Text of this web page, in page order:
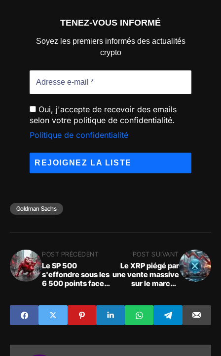
TENEZ-VOUS INFORMÉ
Soyez les premiers informés des actualités
crypto
Oui, j'accepte de recevoir des emails
selon votre politique de confidentialité.
Politique de confidentialité
Goldman Sachs
POST PRÉCÉDENT
Le SP 500
s'effondre sous les
6 500 points face à
POST SUIVANT
Le XRP piégé par
une vente massive
sur le marché